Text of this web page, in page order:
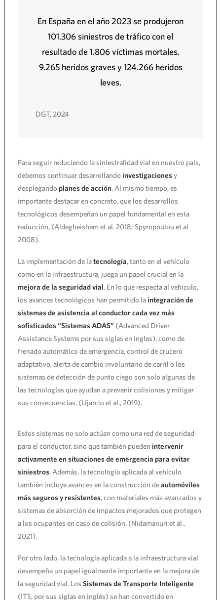
En España en el año 2023 se produjeron
101.306 siniestros de tráfico con el
resultado de 1.806 víctimas mortales.
9.265 heridos graves y 124.266 heridos
leves.
DGT, 2024
Para seguir reduciendo la siniestralidad vial en nuestro país,
debemos continuar desarrollando investigacionesy
desplegando planes de acción. Al mismo tiempo, es
importante destacar en concreto, que los desarrollos
tecnológicos desempeñan un papel fundamental en esta
reducción, (Aldegheishem et al. 2018; Spyropoulou et al
2008).
La implementación de latecnología, tanto en el vehículo
como en la infraestructura, juega un papel crucial en la
mejora de la seguridad vial. En lo que respecta al vehículo,
los avances tecnológicos han permitido la integración de
sistemas de asistencia al conductor cada vez más
sofisticados “Sistemas ADAS” (Advanced Driver
Assistance Systems por sus siglas en ingles), como de
frenado automático de emergencia, control de crucero
adaptativo, alerta de cambio involuntario de carril o los
sistemas de detección de punto ciego son solo algunas de
las tecnologías que ayudan a prevenir colisiones y mitigar
sus consecuencias, (Lijarcio et al., 2019).
Estos sistemas no solo actúan como una red de seguridad
para el conductor, sino que también pueden intervenir
activamente en situaciones de emergencia para evitar
siniestros. Además, la tecnología aplicada al vehículo
también incluye avances en la construcción deautomóviles
más seguros y resistentes, con materiales más avanzados y
sistemas de absorción de impactos mejorados que protegen
a los ocupantes en caso de colisión. (Nidamanuri et al.,
2021).
Por otro lado, la tecnología aplicada a la infraestructura vial
desempeña un papel igualmente importante en la mejora de
la seguridad vial. Los Sistemas de Transporte Inteligente
(ITS, por sus siglas en inglés) se han convertido en